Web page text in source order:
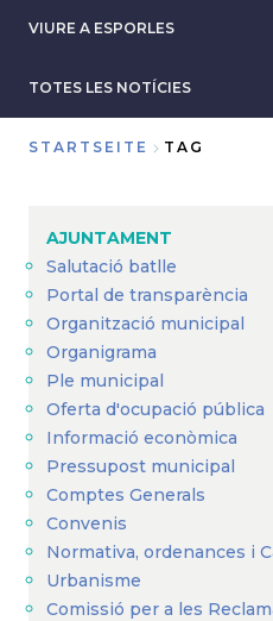
VIURE A ESPORLES
TOTES LES NOTÍCIES
STARTSEITE TAG
AJUNTAMENT
Salutació batlle
Portal de transparència
Organització municipal
Organigrama
Ple municipal
Oferta d'ocupació pública
Informació econòmica
Pressupost municipal
Comptes Generals
Convenis
Normativa, ordenances i
Urbanisme
Comissió per a les